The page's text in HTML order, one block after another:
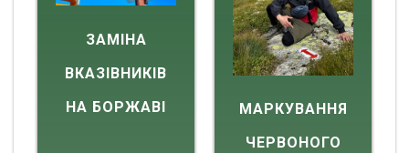
ЗАМІНА
ВКАЗІВНИКІВ
НА БОРЖАВІ
МАРКУВАННЯ
ЧЕРВОНОГО